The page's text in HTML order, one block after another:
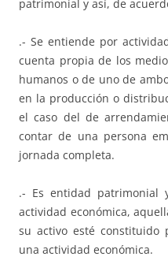
patrimonial y así, de
.- Se entiende por
cuenta propia de los
humanos o de uno de
en la producción o
el caso del de
contar de una persona
jornada completa.
.- Es entidad patrimonial
actividad económica,
su activo esté constituido
una actividad económica.